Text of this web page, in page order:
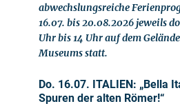
abwechslungsreiche
16.07. bis 20.08.2026 jeweils
Uhr bis 14 Uhr auf dem
Museums statt.
Do. 16.07. ITALIEN: „Bella
Spuren der alten Römer!“